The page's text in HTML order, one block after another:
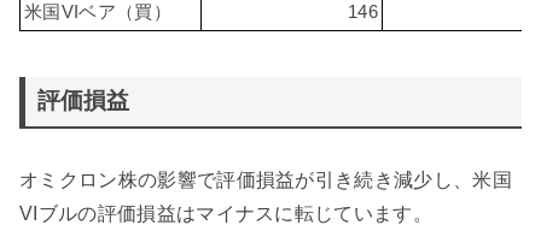
米国VIベア（買）
146
評価損益
オミクロン株の影響で評価損益が引き続き減少し、米国
VIブルの評価損益はマイナスに転じています。